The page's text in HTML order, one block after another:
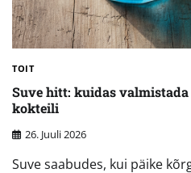
TOIT
Suve hitt: kuidas
kokteili
26. Juuli 2026
Suve saabudes, kui päike